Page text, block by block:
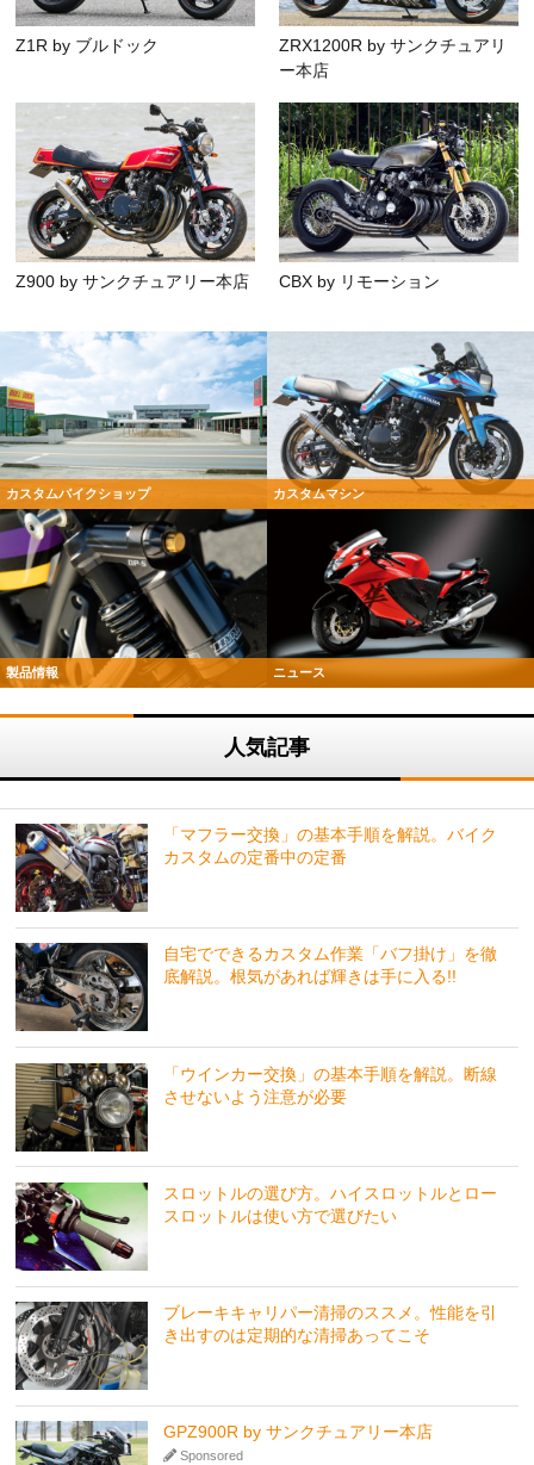
Z1R by ブルドック
ZRX1200R by サンクチュアリ
ー本店
Z900 by サンクチュアリー本店 CBX by リモーション
カスタムバイクショップ カスタムマシン
製品情報 ニュース
人気記事
「マフラー交換」の基本手順を解説。バイク
カスタムの定番中の定番
自宅でできるカスタム作業「バフ掛け」を徹
底解説。根気があれば輝きは手に入る!!
「ウインカー交換」の基本手順を解説。断線
させないよう注意が必要
スロットルの選び方。ハイスロットルとロー
スロットルは使い方で選びたい
ブレーキキャリパー清掃のススメ。性能を引
き出すのは定期的な清掃あってこそ
GPZ900R by サンクチュアリー本店
Sponsored